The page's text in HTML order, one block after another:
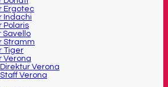
Ergotec
Indachi
Polaris
Savello
Stramm
Tiger
Verona
Verona
Verona